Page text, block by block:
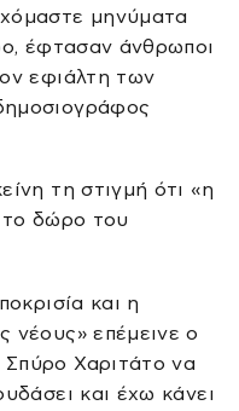
μηνύματα
έφτασαν άνθρωποι
εφιάλτη των
τη στιγμή ότι «η
το δώρο του
και η
νέους» επέμεινε ο
Σπύρο Χαριτάτο να
και έχω κάνει